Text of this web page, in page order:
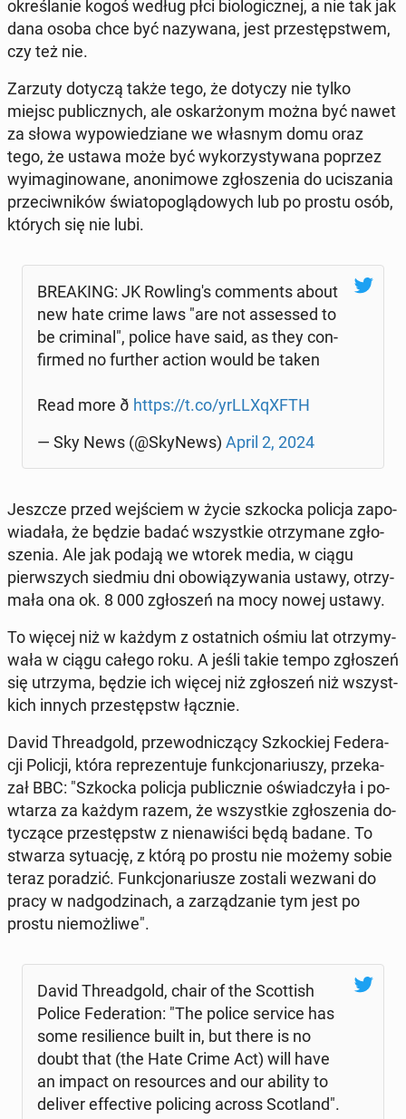
okre­śla­nie kogoś według płci bio­lo­gicz­nej, a nie tak jak
dana osoba chce być na­zy­wa­na, jest prze­stęp­stwem,
czy też nie.
Zarzuty dotyczą także tego, że dotyczy nie tylko
miejsc pu­blicz­nych, ale oskar­żo­nym można być nawet
za słowa wy­po­wie­dzia­ne we własnym domu oraz
tego, że ustawa może być wy­ko­rzy­sty­wa­na poprzez
wy­ima­gi­no­wa­ne, ano­ni­mo­we zgło­sze­nia do uci­sza­nia
prze­ciw­ni­ków świa­to­po­glą­do­wych lub po prostu osób,
których się nie lubi.
BRE­AKING: JK Row­lin­g's com­ments about
new hate crime laws "are not as­ses­sed to
be cri­mi­nal", police have said, as they con­
fir­med no further action would be taken
Read more ð https://t.co/yrL­LXqXFTH
— Sky News (@SkyNews) April 2, 2024
Jeszcze przed wej­ściem w życie szkocka policja za­po­
wia­da­ła, że będzie badać wszyst­kie otrzy­ma­ne zgło­
sze­nia. Ale jak podają we wtorek media, w ciągu
pierw­szych siedmiu dni obo­wią­zy­wa­nia ustawy, otrzy­
ma­ła ona ok. 8 000 zgło­szeń na mocy nowej ustawy.
To więcej niż w każdym z ostat­nich ośmiu lat otrzy­my­
wa­ła w ciągu całego roku. A jeśli takie tempo zgło­szeń
się utrzyma, będzie ich więcej niż zgło­szeń niż wszyst­
kich innych prze­stępstw łącznie.
David Thre­ad­gold, prze­wod­ni­czą­cy Szkoc­kiej Fe­de­ra­
cji Policji, która re­pre­zen­tu­je funk­cjo­na­riu­szy, prze­ka­
zał BBC: "Szkocka policja pu­blicz­nie oświad­czy­ła i po­
wta­rza za każdym razem, że wszyst­kie zgło­sze­nia do­
ty­czą­ce prze­stępstw z nie­na­wi­ści będą badane. To
stwarza sy­tu­ację, z którą po prostu nie możemy sobie
teraz po­ra­dzić. Funk­cjo­na­riu­sze zostali wezwani do
pracy w nad­go­dzi­nach, a za­rzą­dza­nie tym jest po
prostu nie­moż­li­we".
David Thre­ad­gold, chair of the Scot­tish
Police Fe­de­ra­tion: "The police service has
some re­si­lien­ce built in, but there is no
doubt that (the Hate Crime Act) will have
an impact on re­so­ur­ces and our ability to
deliver ef­fec­ti­ve po­li­cing across Sco­tland".